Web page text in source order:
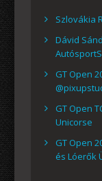
Szlovákia
Dávid
GT Open
GT Open
Unicorse
GT Open
és Lóerők